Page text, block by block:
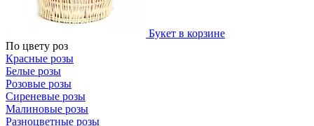
Букет в корзине
По цвету роз
Красные розы
Белые розы
Розовые розы
Сиреневые розы
Малиновые розы
Разноцветные розы